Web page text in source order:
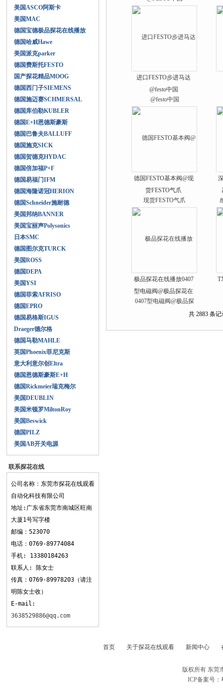
美国ASCO阿斯卡
美国MAC
德国宝德极品探花在线播放
德国哈威Hawe
美国派克parker
德国费斯托FESTO
国产探花精品MOOG
德国西门子SIEMENS
德国施迈赛SCHMERSAL
德国库伯勒KUBLER
德国E+H恩德斯豪斯
德国巴鲁夫BALLUFF
德国施克SICK
德国贺德克HYDAC
德国倍加福P+F
德国易福门IFM
德国海隆诺冠HERION
德国Schneider施耐德
美国邦纳BANNER
美国宝丽声Polysonics
日本SMC
德国图尔克TURCK
美国ROSS
德国DEPA
美国YSI
德国菲索AFRISO
德国EPRO
德国易格斯IGUS
Draeger德尔格
德国马勒MAHLE
英国Phoenix菲尼克斯
意大利意尔创Eltra
德国恩德斯豪斯E+H
德国Rickmeier瑞克梅尔
美国DEUBLIN
美国米顿罗MiltonRoy
美国Beswick
德国PILZ
美国AB开关电源
联系探花在线
观看
公司名称：东莞市探花在线观看
自动化科技有限公司
地址:广东省东莞市南城区旺南
大厦1号写字楼
邮编：523070
电话：0769-89774084
手机: 13380184263
联系人: 陈女士
传真：0769-89978203（请注
明陈女士收）
E-mail:
3638529886@qq.com
进口FESTO步进马达
@festo中国
德国FESTO基本阀@现
货FESTO气爪
极品探花在线播放0407
型电磁阀@极品探花在
线播放0344型电磁阀
共 2883 条记
首页 关于探花在线观看 新闻中心
版权所有 东莞
ICP备案号：